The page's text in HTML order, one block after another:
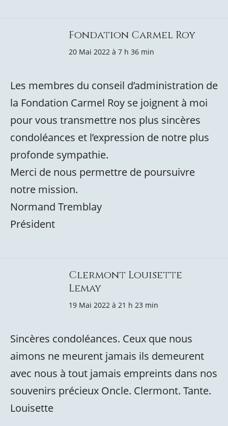
Fondation Carmel Roy
20 Mai 2022 à 7 h 36 min
Les membres du conseil d’administration de
la Fondation Carmel Roy se joignent à moi
pour vous transmettre nos plus sincères
condoléances et l’expression de notre plus
profonde sympathie.
Merci de nous permettre de poursuivre
notre mission.
Normand Tremblay
Président
Clermont Louisette
Lemay
19 Mai 2022 à 21 h 23 min
Sincères condoléances. Ceux que nous
aimons ne meurent jamais ils demeurent
avec nous à tout jamais empreints dans nos
souvenirs précieux Oncle. Clermont. Tante.
Louisette